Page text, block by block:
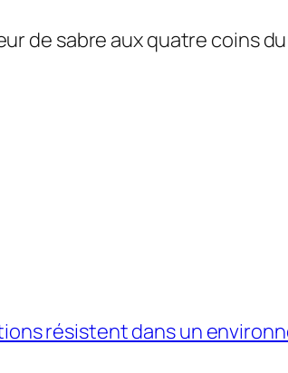
de sabre aux quatre coins
résistent dans un